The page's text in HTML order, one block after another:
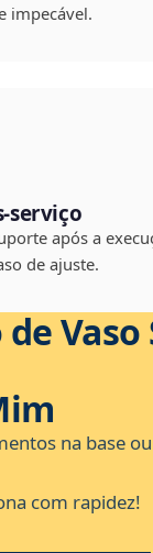
impecável.
serviço
após a
de ajuste.
na base
com rapidez!